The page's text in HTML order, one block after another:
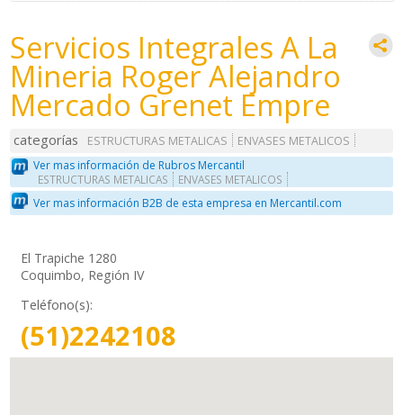
Servicios Integrales A La
Mineria Roger Alejandro
Mercado Grenet Empre
categorías ESTRUCTURAS METALICAS
ENVASES METALICOS
Ver mas información de Rubros Mercantil
ESTRUCTURAS METALICAS ENVASES METALICOS
Ver mas información B2B de esta empresa en Mercantil.com
El Trapiche 1280
Coquimbo, Región IV
Teléfono(s):
(51)2242108